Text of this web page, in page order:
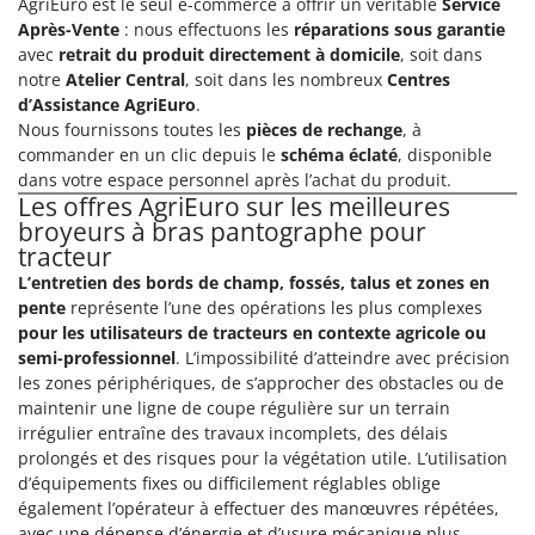
Après-Vente : nous effectuons les réparations sous garantie
avec retrait du produit directement à domicile, soit dans
notre Atelier Central, soit dans les nombreux Centres
d’Assistance AgriEuro.
Nous fournissons toutes les pièces de rechange, à
commander en un clic depuis le schéma éclaté, disponible
dans votre espace personnel après l’achat du produit.
Les offres AgriEuro sur les meilleures
broyeurs à bras pantographe pour
tracteur
L’entretien des bords de champ, fossés, talus et zones en
pente représente l’une des opérations les plus complexes
pour les utilisateurs de tracteurs en contexte agricole ou
semi-professionnel. L’impossibilité d’atteindre avec précision
les zones périphériques, de s’approcher des obstacles ou de
maintenir une ligne de coupe régulière sur un terrain
irrégulier entraîne des travaux incomplets, des délais
prolongés et des risques pour la végétation utile. L’utilisation
d’équipements fixes ou difficilement réglables oblige
également l’opérateur à effectuer des manœuvres répétées,